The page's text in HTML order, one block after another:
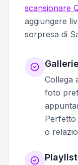
scansionare
aggiungere
sorpresa di
Collega
foto
Perfetto
o